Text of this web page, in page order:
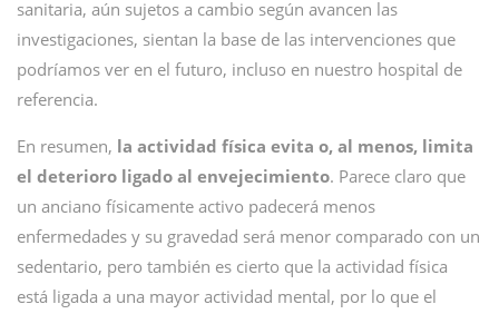
sanitaria, aún sujetos a cambio según avancen las
investigaciones, sientan la base de las intervenciones que
podríamos ver en el futuro, incluso en nuestro hospital de
referencia.
En resumen, la actividad física evita o, al menos, limita
el deterioro ligado al envejecimiento. Parece claro que
un anciano físicamente activo padecerá menos
enfermedades y su gravedad será menor comparado con un
sedentario, pero también es cierto que la actividad física
está ligada a una mayor actividad mental, por lo que el